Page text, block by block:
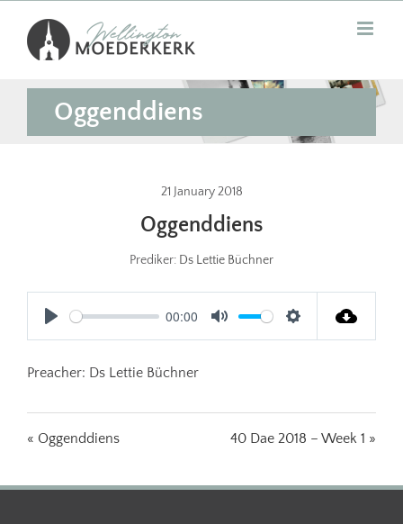
content
Oggenddiens
21 January 2018
Oggenddiens
Prediker: Ds Lettie Büchner
Play
00:00
Mute Settings
Preacher: Ds Lettie Büchner
« Oggenddiens 40 Dae 2018 – Week 1 »